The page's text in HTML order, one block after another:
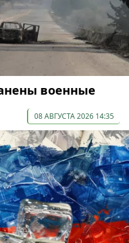
военные
08 АВГУСТА 2026 14:35